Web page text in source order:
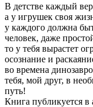
В детстве каждый
а у игрушек своя
у каждого должна
человек, даже
то у тебя вырастет
осознание и
во времена
тебя, мой друг, в
путь!
Книга публикуется